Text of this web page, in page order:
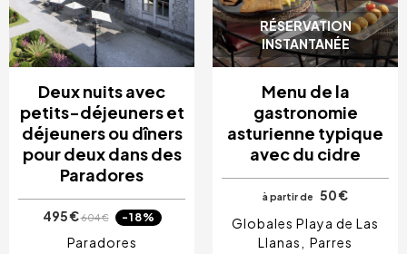
Deux nuits avec
petits-déjeuners et
déjeuners ou dîners
pour deux dans des
Paradores
495 €604 € -18%
Paradores
RÉSERVATION
INSTANTANÉE
Menu de la
gastronomie
asturienne typique
avec du cidre
à partir de
50 €
Globales Playa de Las
Llanas
Parres